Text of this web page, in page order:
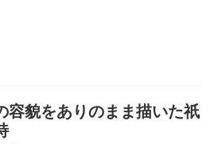
容貌をありのまま描いた祇